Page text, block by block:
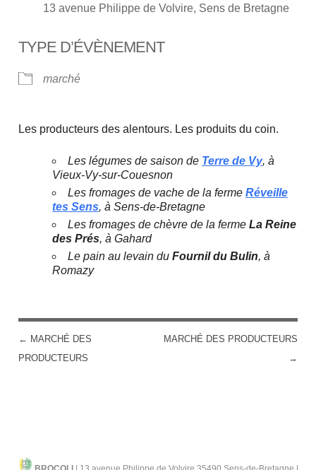
13 avenue Philippe de Volvire, Sens de Bretagne
TYPE D’ÉVÈNEMENT
marché
Les producteurs des alentours. Les produits du coin.
Les légumes de saison de Terre de Vy, à
Vieux-Vy-sur-Couesnon
Les fromages de vache de la fermeRéveille
tes Sens, à Sens-de-Bretagne
Les fromages de chèvre de la fermeLa Reine
des Prés, à Gahard
Le pain au levain duFournil du Bulin, à
Romazy
POST NAVIGATION
← MARCHÉ DES
PRODUCTEURS
MARCHÉ DES PRODUCTEURS
→